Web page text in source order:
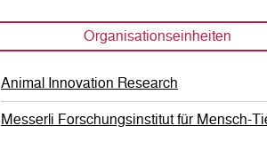
Organisations­einheiten
Animal Innovation Research
Messerli Forschungsinstitut für Mensch-